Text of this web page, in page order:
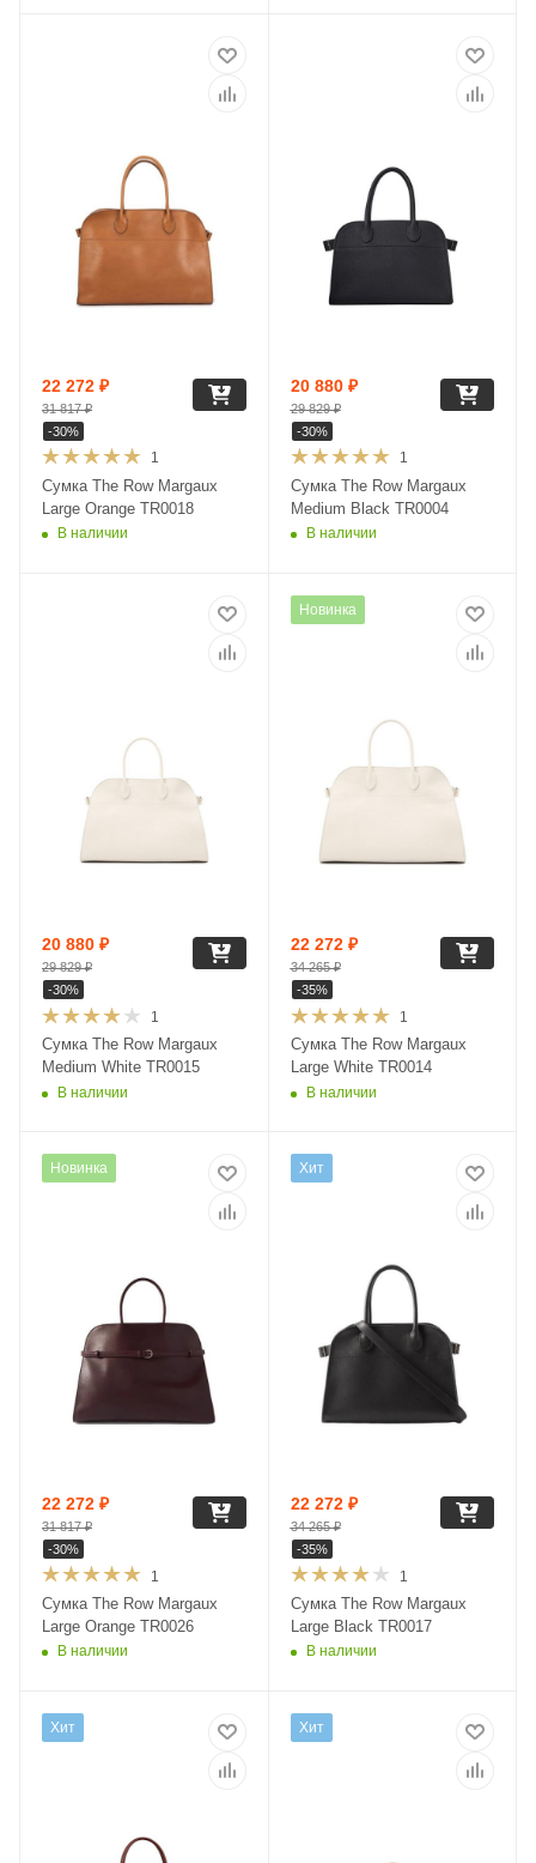
1
Сумка The Row Margaux
Large Orange TR0018
В наличии
22 272 ₽
31 817₽
-30%
1
Сумка The Row Margaux
Medium Black TR0004
В наличии
20 880₽
29 829₽
-30%
1
Сумка The Row Margaux
Medium White TR0015
В наличии
20 880 ₽
29 829₽
-30%
Новинка
1
Сумка The Row Margaux
Large White TR0014
В наличии
22 272₽
34 265₽
-35%
Новинка
1
Сумка The Row Margaux
Large Orange TR0026
В наличии
22 272 ₽
31 817₽
-30%
Хит
1
Сумка The Row Margaux
Large Black TR0017
В наличии
22 272₽
34 265₽
-35%
Хит Хит